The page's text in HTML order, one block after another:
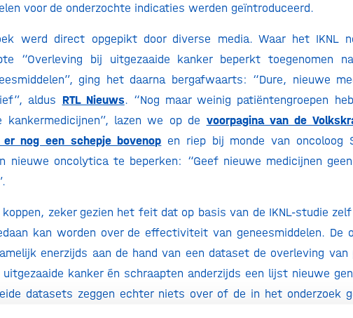
voor de onderzochte indicaties werden geïntroduceerd.
werd direct opgepikt door diverse media. Waar het IKNL
“Overleving bij uitgezaaide kanker beperkt toegenomen
ging het daarna bergafwaarts: “Dure, nieuwe
aldus RTL Nieuws. “Nog maar weinig patiëntengroepen
kankermedicijnen”, lazen we op de voorpagina van de
er nog een schepje bovenop en riep bij monde van oncoloog
nieuwe oncolytica te beperken: “Geef nieuwe medicijnen
koppen, zeker gezien het feit dat op basis van de IKNL-studie
kan worden over de effectiviteit van geneesmiddelen. De
enerzijds aan de hand van een dataset de overleving van
uitgezaaide kanker én schraapten anderzijds een lijst nieuwe
datasets zeggen echter niets over of de in het onderzoek